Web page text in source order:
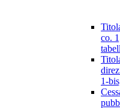
co.
1-